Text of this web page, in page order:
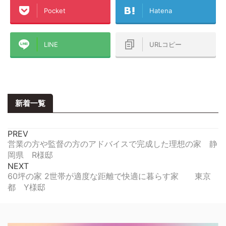
Pocket Hatena
LINE URLコピー
新着一覧
PREV
営業の方や監督の方のアドバイスで完成した理想の家 静
岡県 R様邸
NEXT
60坪の家 2世帯が適度な距離で快適に暮らす家 東京
都 Y様邸